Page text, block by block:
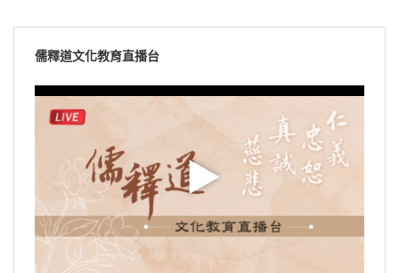
儒釋道文化教育直播台